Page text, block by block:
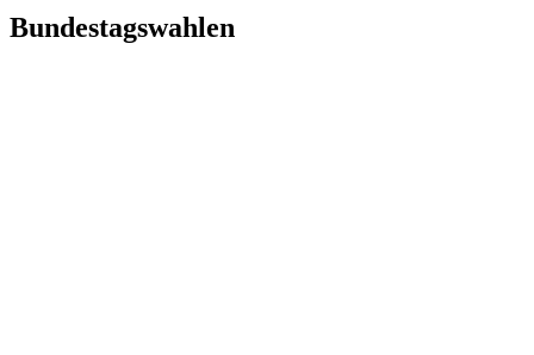
Bundestagswahlen